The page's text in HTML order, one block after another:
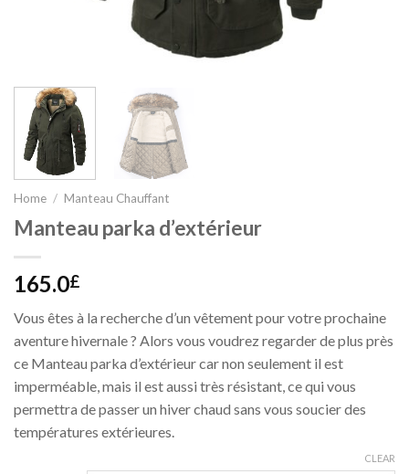
Home / Manteau Chauffant
Manteau parka d’extérieur
165.0£
Vous êtes à la recherche d’un vêtement pour votre prochaine
aventure hivernale ? Alors vous voudrez regarder de plus près
ce Manteau parka d’extérieur car non seulement il est
imperméable, mais il est aussi très résistant, ce qui vous
permettra de passer un hiver chaud sans vous soucier des
températures extérieures.
CLEAR